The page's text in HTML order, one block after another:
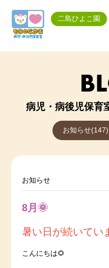
二島ひよこ園
病児・病後児保育
お知らせ(147)
お知らせ
8月🌞
暑い日が続いてい
こんにちは🌻